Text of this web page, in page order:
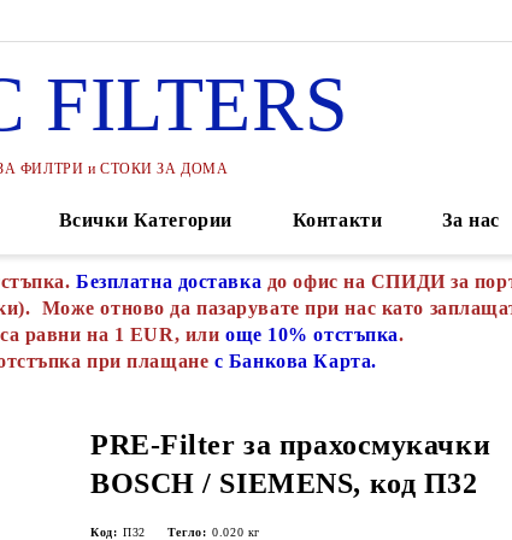
FILTERS
ФИЛТРИ и СТОКИ ЗА ДОМА
Всички Категории Контакти За нас
Безплатна доставка до офис на СПИДИ за
Може отново да пазарувате при нас като
равни на 1 EUR, или още 10% отстъпка.
при плащане с Банкова Карта.
PRE-Filter за прахосмукачки
BOSCH / SIEMENS, код П32
Код: П32 Тегло: 0.020 кг